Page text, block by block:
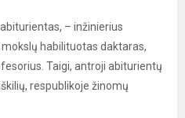
– inžinierius
habilituotas daktaras,
Taigi, antroji abiturientų
respublikoje žinomų